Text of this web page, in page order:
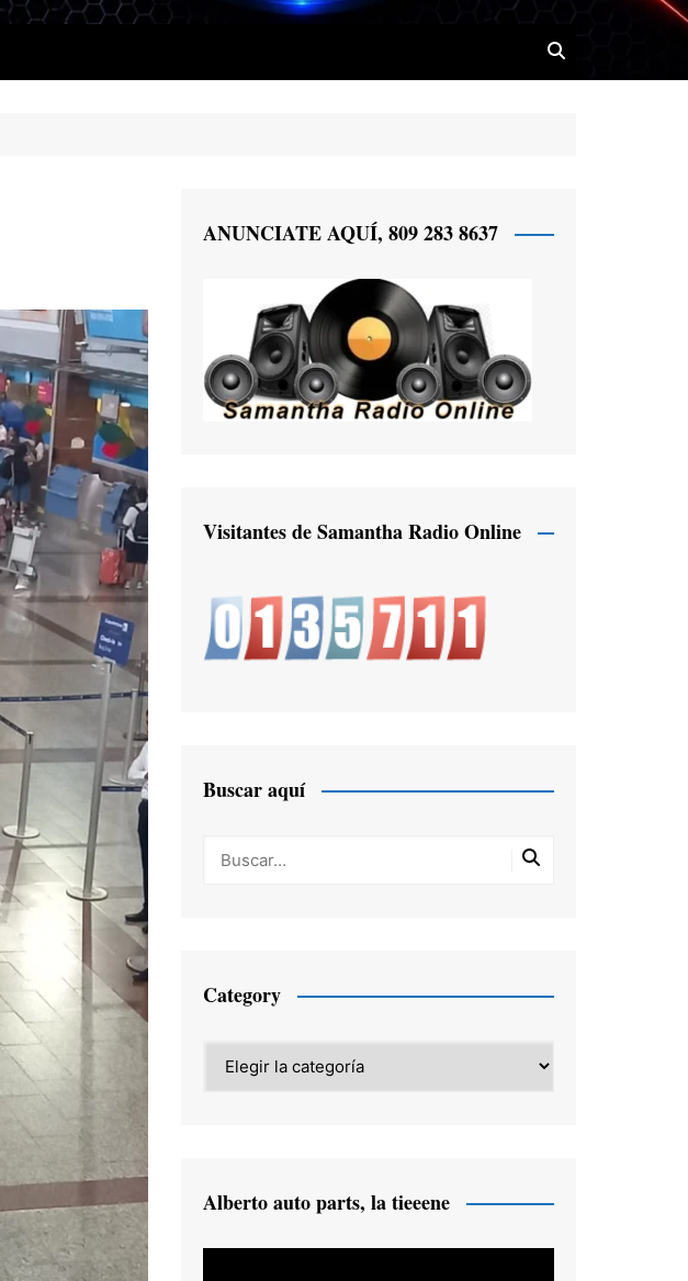
ANUNCIATE AQUÍ, 809 283 8637
Visitantes de Samantha Radio Online
Buscar aquí
Category
Alberto auto parts, la tieeene